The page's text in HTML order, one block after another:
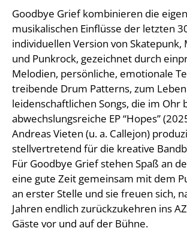
Goodbye Grief kombinieren die
musikalischen Einflüsse der letzten
individuellen Version von Skatepunk,
und Punkrock, gezeichnet durch
Melodien, persönliche, emotionale
treibende Drum Patterns, zum
leidenschaftlichen Songs, die im Ohr
abwechslungsreiche EP “Hopes”
Andreas Vieten (u. a. Callejon)
stellvertretend für die kreative
Für Goodbye Grief stehen Spaß an
eine gute Zeit gemeinsam mit dem
an erster Stelle und sie freuen sich,
Jahren endlich zurückzukehren ins
Gäste vor und auf der Bühne.